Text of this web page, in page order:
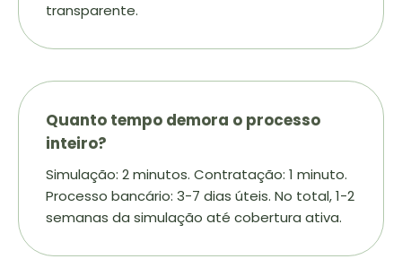
transparente.
Quanto tempo demora o processo
inteiro?
Simulação: 2 minutos. Contratação: 1 minuto.
Processo bancário: 3-7 dias úteis. No total, 1-2
semanas da simulação até cobertura ativa.